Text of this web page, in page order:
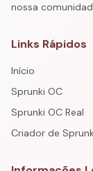
nossa
Links Rápidos
Início
Sprunki OC
Sprunki OC Real
Criador de